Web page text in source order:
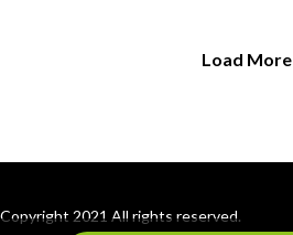
Load More
Copyright 2021 All rights reserved.